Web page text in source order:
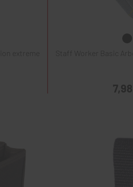
extreme Staff Worker Basic